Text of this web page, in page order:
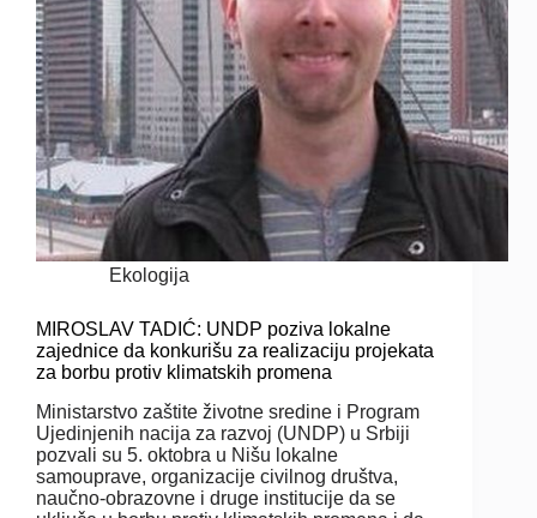
Ekologija
MIROSLAV TADIĆ: UNDP poziva lokalne
zajednice da konkurišu za realizaciju projekata
za borbu protiv klimatskih promena
Ministarstvo zaštite životne sredine i Program
Ujedinjenih nacija za razvoj (UNDP) u Srbiji
pozvali su 5. oktobra u Nišu lokalne
samouprave, organizacije civilnog društva,
naučno-obrazovne i druge institucije da se